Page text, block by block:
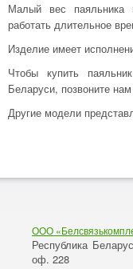
Малый вес паяльника
работать длительное
Изделие имеет
Чтобы купить
Беларуси, позвоните
Другие модели
ООО
Республика
оф. 228